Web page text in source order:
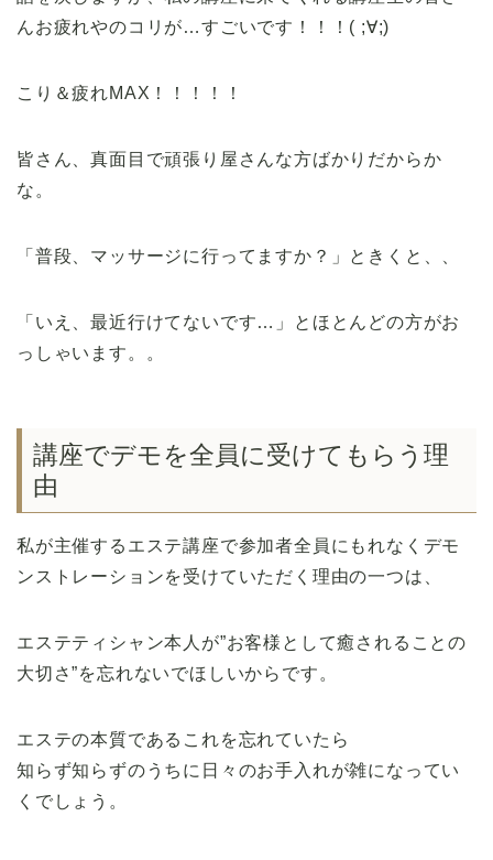
んお疲れやのコリが…すごいです！！！( ;∀;)
こり＆疲れMAX！！！！！
皆さん、真面目で頑張り屋さんな方ばかりだからか
な。
「普段、マッサージに行ってますか？」ときくと、、
「いえ、最近行けてないです…」とほとんどの方がお
っしゃいます。。
講座でデモを全員に受けてもらう理
由
私が主催するエステ講座で参加者全員にもれなくデモ
ンストレーションを受けていただく理由の一つは、
エステティシャン本人が”お客様として癒されることの
大切さ”を忘れないでほしいからです。
エステの本質であるこれを忘れていたら
知らず知らずのうちに日々のお手入れが雑になってい
くでしょう。